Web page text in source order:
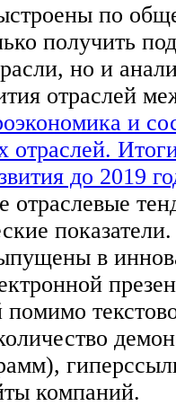
по
получить
но и
отраслей
и
до 2019
в
компаний.